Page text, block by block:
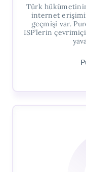
Türk
internet
geçmişi var.
ISP’lerin çevrimiçi